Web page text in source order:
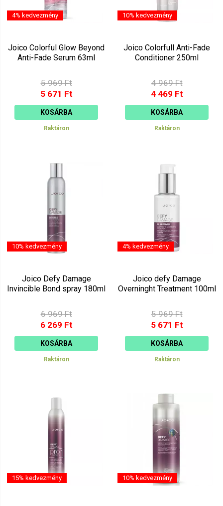
4% kedvezmény
Joico Colorful Glow Beyond
Anti-Fade Serum 63ml
5 969 Ft
5 671 Ft
KOSÁRBA
Raktáron
10% kedvezmény
Joico Colorfull Anti-Fade
Conditioner 250ml
4 969 Ft
4 469 Ft
KOSÁRBA
Raktáron
10% kedvezmény
Joico Defy Damage
Invincible Bond spray 180ml
6 969 Ft
6 269 Ft
KOSÁRBA
Raktáron
4% kedvezmény
Joico defy Damage
Overninght Treatment 100ml
5 969 Ft
5 671 Ft
KOSÁRBA
Raktáron
15% kedvezmény 10% kedvezmény